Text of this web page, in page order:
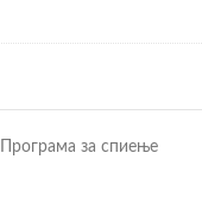
Програма за спиење